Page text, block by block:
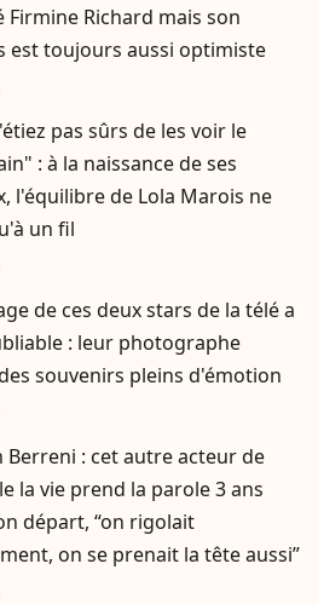
Firmine Richard mais son
est toujours aussi optimiste
pas sûrs de les voir le
: à la naissance de ses
l'équilibre de Lola Marois ne
un fil
de ces deux stars de la télé a
: leur photographe
souvenirs pleins d'émotion
Berreni : cet autre acteur de
la vie prend la parole 3 ans
départ, “on rigolait
on se prenait la tête aussi”